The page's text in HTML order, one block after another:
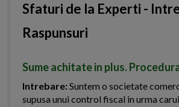
Sfaturi de la Experti -
Raspunsuri
Sume achitate in plus.
Intrebare:Suntem o societate
supusa unui control fiscal in urma